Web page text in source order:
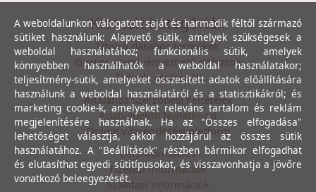
Kiemelt kategóriák
Utolsó darabos termékek
Gewiss szerelvényezhető dobozok
Csövek, csatornák
Általános Szerződési Feltételek
Adatvédelmi Nyilatkozat
Online vitarendezési platform
Céginformációk
Fizetési információk
Szállítási információk
A weboldalunkon válogatott saját és harmadik féltől származó
sütiket használunk: Alapvető sütik, amelyek szükségesek a
weboldal használatához; funkcionális sütik, amelyek
könnyebben használhatók a weboldal használatakor;
teljesítmény-sütik, amelyeket összesített adatok előállítására
használunk a weboldal használatáról és a statisztikákról; és
marketing cookie-k, amelyeket releváns tartalom és reklám
megjelenítésére használnak. Ha az "Összes elfogadása"
lehetőséget választja, akkor hozzájárul az összes sütik
használatához. A "Beállítások" részben bármikor elfogadhat
és elutasíthat egyedi sütitípusokat, és visszavonhatja a jövőre
vonatkozó beleegyezését.